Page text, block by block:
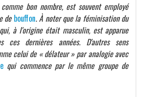
bon nombre, est souvent employé
de bouffon. À noter que la féminisation du
à l'origine était masculin, est apparue
ces dernières années. D'autres sens
celui de « délateur » par analogie avec
qui commence par le même groupe de